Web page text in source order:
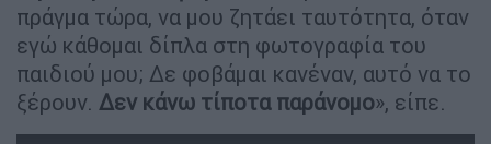
πράγμα τώρα, να μου ζητάει ταυτότητα, όταν
εγώ κάθομαι δίπλα στη φωτογραφία του
παιδιού μου; Δε φοβάμαι κανέναν, αυτό να το
ξέρουν. Δεν κάνω τίποτα παράνομο», είπε.